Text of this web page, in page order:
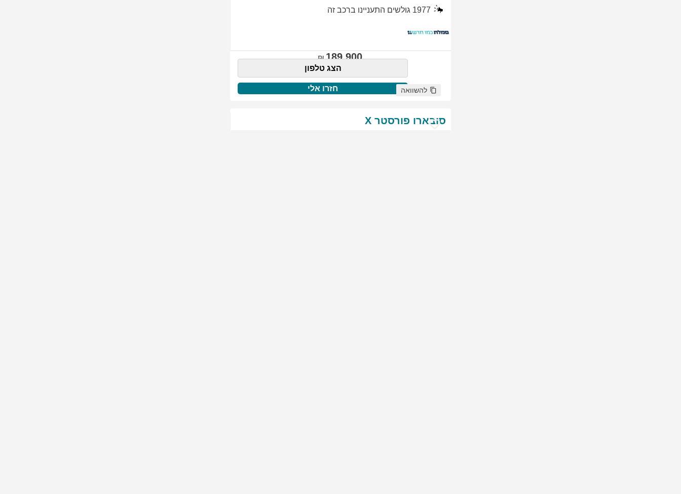
1977 גולשים התעניינו ברכב זה
189,900
הצג טלפון
חזרו אלי להשוואה
סובארו פורסטר X